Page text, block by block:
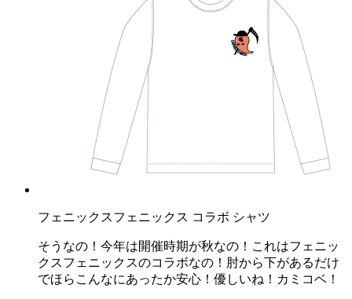
フェニックスフェニックス コラボ シャツ
そうなの！今年は開催時期が秋なの！これはフェニッ
クスフェニックスのコラボなの！肘から下があるだけ
でほらこんなにあったか安心！優しいね！カミコベ！